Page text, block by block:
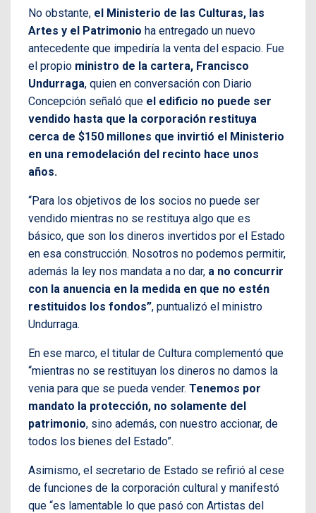
No obstante, el Ministerio de las Culturas, las
Artes y el Patrimonio ha entregado un nuevo
antecedente que impediría la venta del espacio. Fue
el propio ministro de la cartera, Francisco
Undurraga, quien en conversación con Diario
Concepción señaló que el edificio no puede ser
vendido hasta que la corporación restituya
cerca de $150 millones que invirtió el Ministerio
en una remodelación del recinto hace unos
años.
“Para los objetivos de los socios no puede ser
vendido mientras no se restituya algo que es
básico, que son los dineros invertidos por el Estado
en esa construcción. Nosotros no podemos permitir,
además la ley nos mandata a no dar, a no concurrir
con la anuencia en la medida en que no estén
restituidos los fondos”, puntualizó el ministro
Undurraga.
En ese marco, el titular de Cultura complementó que
“mientras no se restituyan los dineros no damos la
venia para que se pueda vender. Tenemos por
mandato la protección, no solamente del
patrimonio, sino además, con nuestro accionar, de
todos los bienes del Estado”.
Asimismo, el secretario de Estado se refirió al cese
de funciones de la corporación cultural y manifestó
que “es lamentable lo que pasó con Artistas del